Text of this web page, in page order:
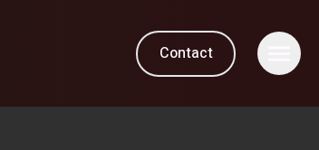
Contact